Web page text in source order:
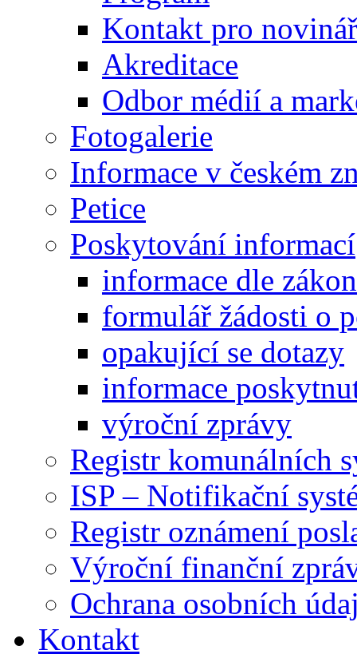
Kontakt pro
Akreditace
Odbor médií a
Fotogalerie
Informace v českém
Petice
Poskytování informací
informace dle
formulář žádosti o
opakující se dotazy
informace
výroční zprávy
Registr komunálních
ISP – Notifikační
Registr oznámení
Výroční finanční
Ochrana osobních
Kontakt